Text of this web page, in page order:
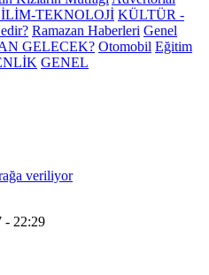
TEKNOLOJİ KÜLTÜR -
Ramazan Haberleri Genel
GELECEK? Otomobil Eğitim
GENEL
veriliyor
- 22:29